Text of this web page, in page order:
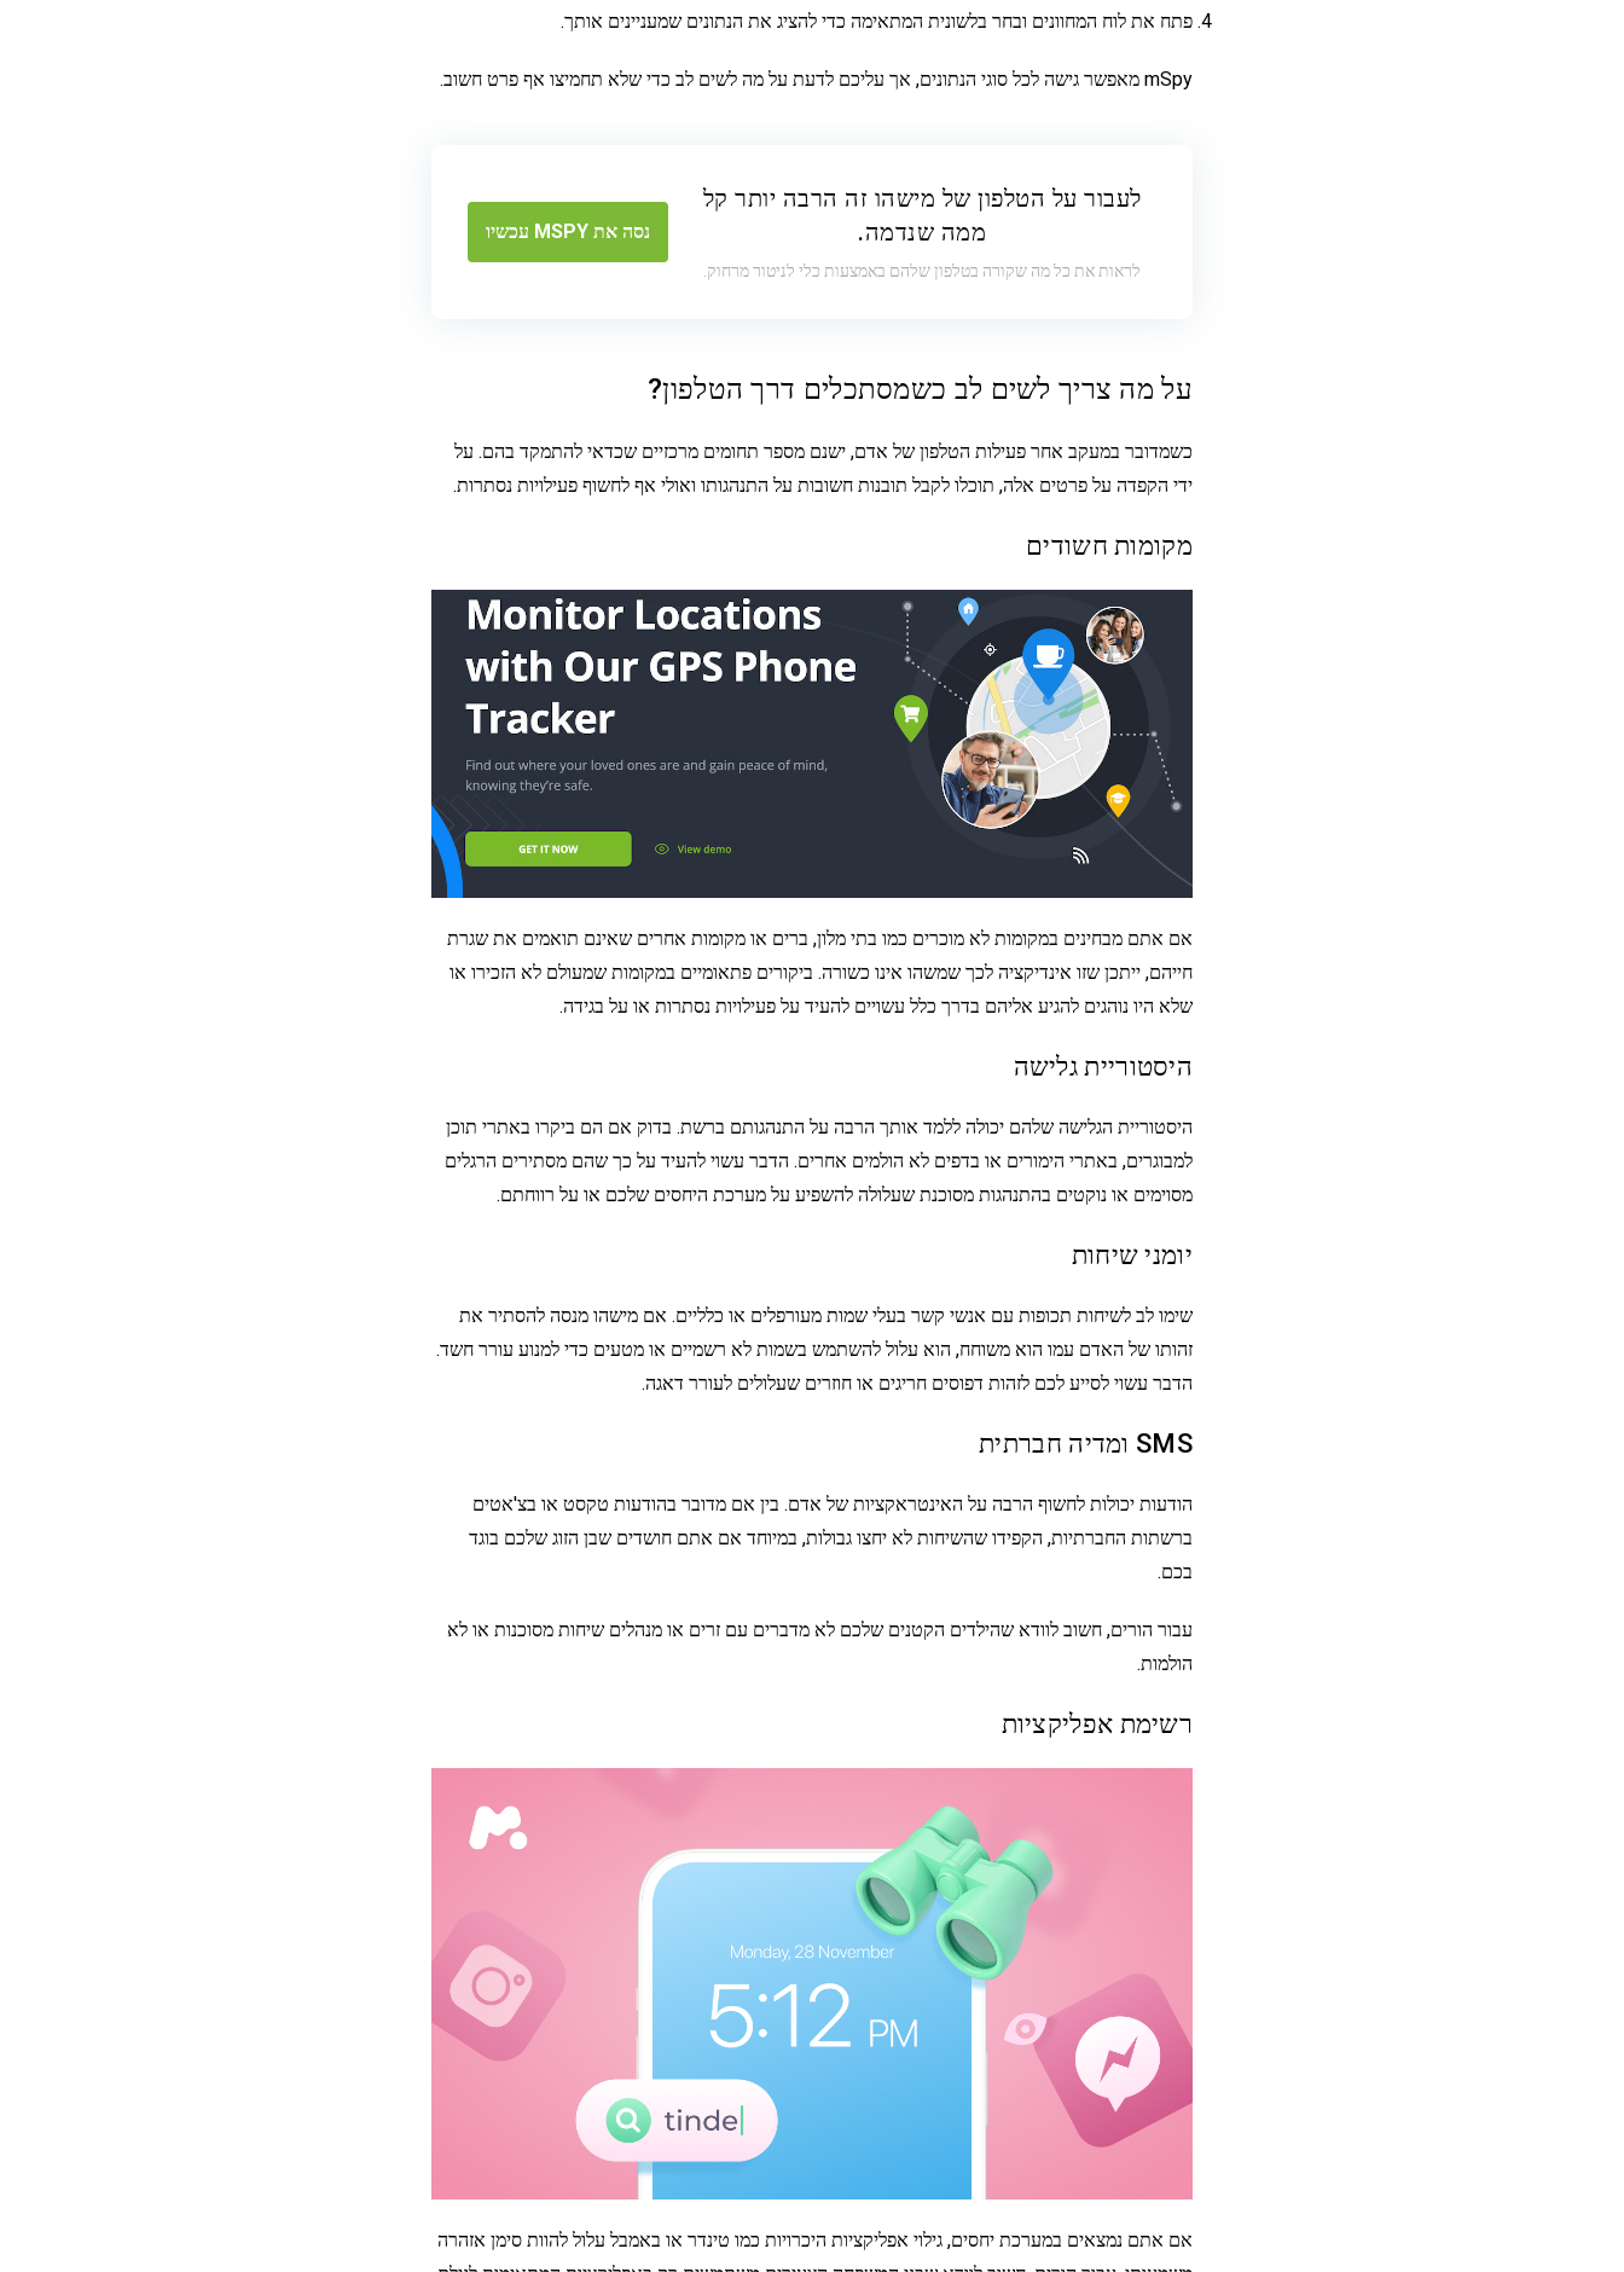
פתח את לוח המחוונים ובחר בלשונית המתאימה כדי להציג את הנתונים שמעניינים אותך.
mSpy מאפשר גישה לכל סוגי הנתונים, אך עליכם לדעת על מה לשים לב כדי שלא תחמיצו אף פרט חשוב.
לעבור על הטלפון של מישהו זה הרבה יותר קל
ממה שנדמה.
לראות את כל מה שקורה בטלפון שלהם באמצעות כלי לניטור מרחוק.
נסה את MSPY עכשיו
על מה צריך לשים לב כשמסתכלים דרך הטלפון?
כשמדובר במעקב אחר פעילות הטלפון של אדם, ישנם מספר תחומים מרכזיים שכדאי להתמקד בהם. על
ידי הקפדה על פרטים אלה, תוכלו לקבל תובנות חשובות על התנהגותו ואולי אף לחשוף פעילויות נסתרות.
מקומות חשודים
אם אתם מבחינים במקומות לא מוכרים כמו בתי מלון, ברים או מקומות אחרים שאינם תואמים את שגרת
חייהם, ייתכן שזו אינדיקציה לכך שמשהו אינו כשורה. ביקורים פתאומיים במקומות שמעולם לא הזכירו או
שלא היו נוהגים להגיע אליהם בדרך כלל עשויים להעיד על פעילויות נסתרות או על בגידה.
היסטוריית גלישה
היסטוריית הגלישה שלהם יכולה ללמד אותך הרבה על התנהגותם ברשת. בדוק אם הם ביקרו באתרי תוכן
למבוגרים, באתרי הימורים או בדפים לא הולמים אחרים. הדבר עשוי להעיד על כך שהם מסתירים הרגלים
מסוימים או נוקטים בהתנהגות מסוכנת שעלולה להשפיע על מערכת היחסים שלכם או על רווחתם.
יומני שיחות
שימו לב לשיחות תכופות עם אנשי קשר בעלי שמות מעורפלים או כלליים. אם מישהו מנסה להסתיר את
זהותו של האדם עמו הוא משוחח, הוא עלול להשתמש בשמות לא רשמיים או מטעים כדי למנוע עורר חשד.
הדבר עשוי לסייע לכם לזהות דפוסים חריגים או חוזרים שעלולים לעורר דאגה.
SMS ומדיה חברתית
הודעות יכולות לחשוף הרבה על האינטראקציות של אדם. בין אם מדובר בהודעות טקסט או בצ'אטים
ברשתות החברתיות, הקפידו שהשיחות לא יחצו גבולות, במיוחד אם אתם חושדים שבן הזוג שלכם בוגד
בכם.
עבור הורים, חשוב לוודא שהילדים הקטנים שלכם לא מדברים עם זרים או מנהלים שיחות מסוכנות או לא
הולמות.
רשימת אפליקציות
אם אתם נמצאים במערכת יחסים, גילוי אפליקציות היכרויות כמו טינדר או באמבל עלול להוות סימן אזהרה